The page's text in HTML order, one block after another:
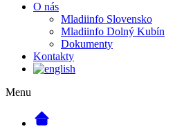
O nás
Mladiinfo Slovensko
Mladiinfo Dolný Kubín
Dokumenty
Kontakty
Menu